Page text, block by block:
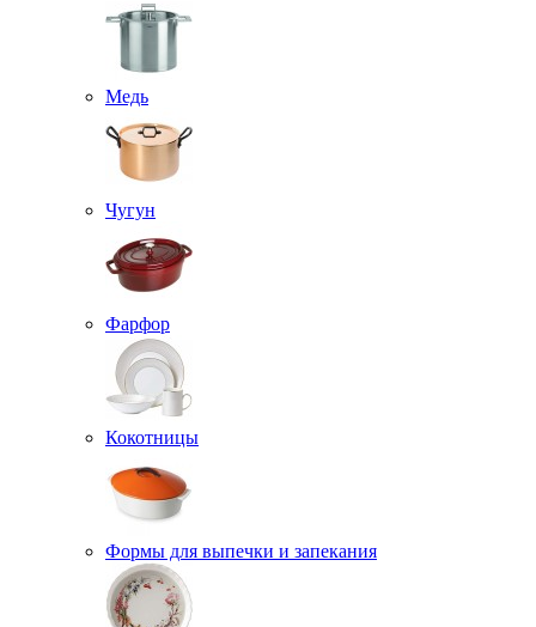
Медь
Чугун
Фарфор
Кокотницы
Формы для выпечки и запекания